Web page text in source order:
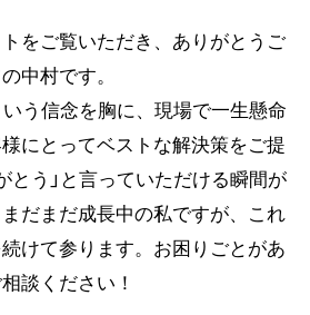
をご覧いただき、ありがとうご
中村です。
いう信念を胸に、現場で一生懸命
にとってベストな解決策をご提
とう」と言っていただける瞬間が
だまだ成長中の私ですが、これ
けて参ります。お困りごとがあ
談ください！